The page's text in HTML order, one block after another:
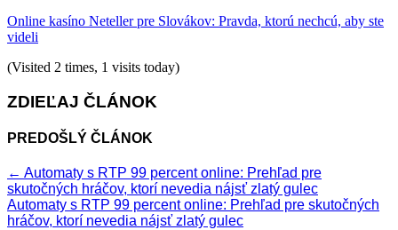
Online kasíno Neteller pre Slovákov: Pravda, ktorú nechcú, aby ste
videli
(Visited 2 times, 1 visits today)
ZDIEĽAJ ČLÁNOK
PREDOŠLÝ ČLÁNOK
← Automaty s RTP 99 percent online: Prehľad pre
skutočných hráčov, ktorí nevedia nájsť zlatý gulec
Automaty s RTP 99 percent online: Prehľad pre skutočných
hráčov, ktorí nevedia nájsť zlatý gulec